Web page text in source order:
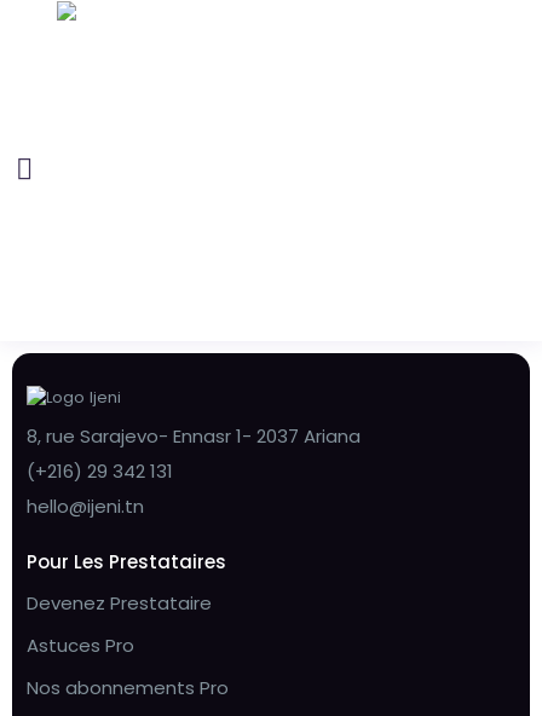
8, rue Sarajevo- Ennasr 1- 2037 Ariana
(+216) 29 342 131
hello@ijeni.tn
Pour Les Prestataires
Devenez Prestataire
Astuces Pro
Nos abonnements Pro